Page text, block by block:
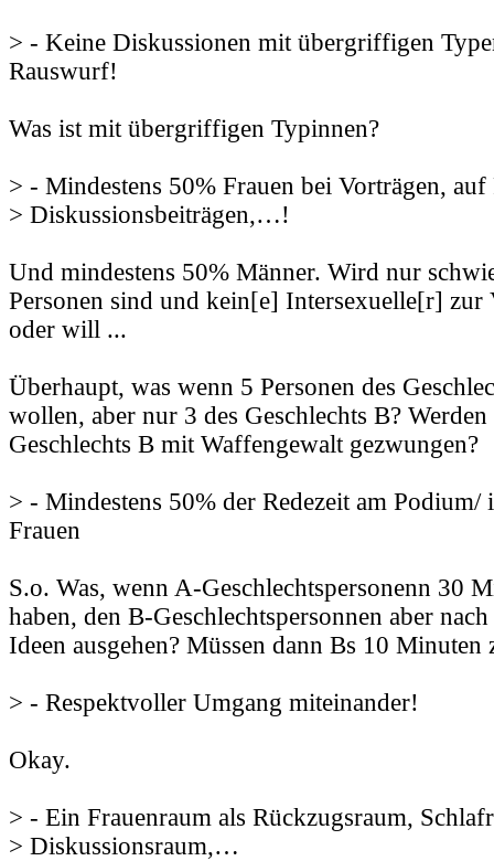
> - Keine Diskussionen mit übergriffigen
Rauswurf!
Was ist mit übergriffigen Typinnen?
> - Mindestens 50% Frauen bei Vorträgen, auf
> Diskussionsbeiträgen,…!
Und mindestens 50% Männer. Wird nur
Personen sind und kein[e] Intersexuelle[r] zur
oder will ...
Überhaupt, was wenn 5 Personen des
wollen, aber nur 3 des Geschlechts B?
Geschlechts B mit Waffengewalt gezwungen?
> - Mindestens 50% der Redezeit am
Frauen
S.o. Was, wenn A-Geschlechtspersonenn 30
haben, den B-Geschlechtspersonnen aber
Ideen ausgehen? Müssen dann Bs 10
> - Respektvoller Umgang miteinander!
Okay.
> - Ein Frauenraum als Rückzugsraum,
> Diskussionsraum,…